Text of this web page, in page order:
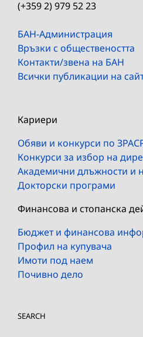
(+359 2) 979 52 23
БАН-Администрация
Връзки с обществеността
Контакти/звена на БАН
Всички публикации на
Кариери
Обяви и конкурси по
Конкурси за избор на
Академични длъжности и
Докторски програми
Финансова и стопанска
Бюджет и финансова
Профил на купувача
Имоти под наем
Почивно дело
SEARCH